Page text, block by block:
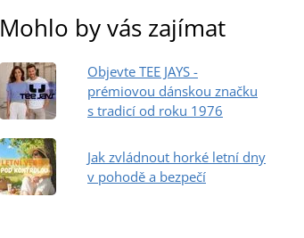
Mohlo by vás zajímat
Objevte TEE JAYS -
prémiovou dánskou značku
s tradicí od roku 1976
Jak zvládnout horké letní dny
v pohodě a bezpečí